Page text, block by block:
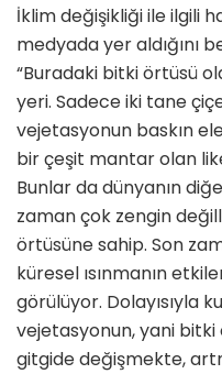
İklim değişikliği ile ilgili
medyada yer aldığını
“Buradaki bitki örtüsü
yeri. Sadece iki tane
vejetasyonun baskın
bir çeşit mantar olan
Bunlar da dünyanın
zaman çok zengin
örtüsüne sahip. Son
küresel ısınmanın
görülüyor. Dolayısıyla
vejetasyonun, yani bitki
gitgide değişmekte,